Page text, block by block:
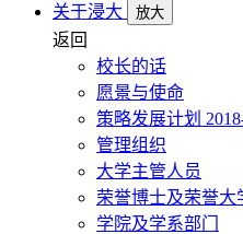
关于浸大
放大
返回
校长的话
愿景与使命
策略发展计划
管理组织
大学主管人员
荣誉博士及荣誉大
学院及学系部门